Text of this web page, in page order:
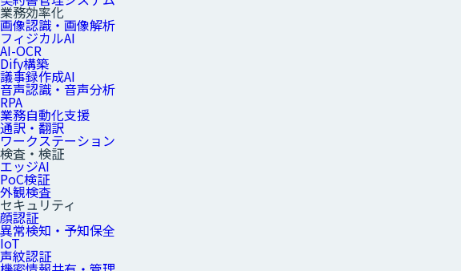
業務効率化
画像認識・画像解析
フィジカルAI
AI-OCR
Dify構築
議事録作成AI
音声認識・音声分析
RPA
業務自動化支援
通訳・翻訳
ワークステーション
検査・検証
エッジAI
PoC検証
外観検査
セキュリティ
顔認証
異常検知・予知保全
IoT
声紋認証